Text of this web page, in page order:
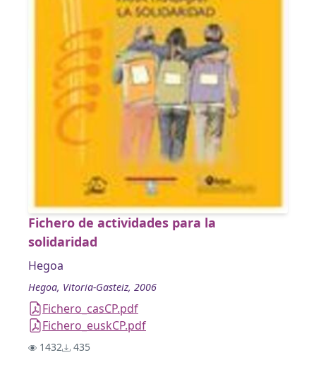
Fichero de actividades para la
solidaridad
Hegoa
Hegoa, Vitoria-Gasteiz, 2006
Fichero_casCP.pdf
Fichero_euskCP.pdf
1432 435